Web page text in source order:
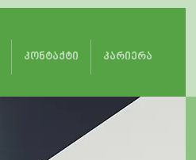
კონტაქტი კარიერა